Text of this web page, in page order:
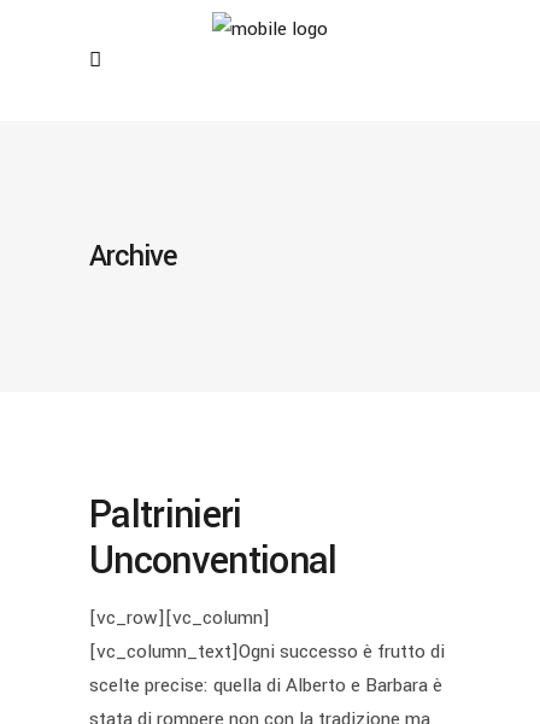
Archive
Paltrinieri
Unconventional
[vc_row][vc_column]
[vc_column_text]Ogni successo è frutto di
scelte precise: quella di Alberto e Barbara è